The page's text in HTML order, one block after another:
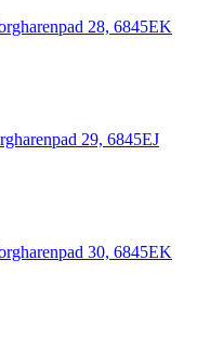
28, 6845EK
29, 6845EJ
30, 6845EK